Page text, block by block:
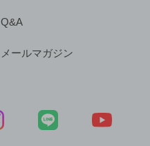
Q&A
メールマガジン